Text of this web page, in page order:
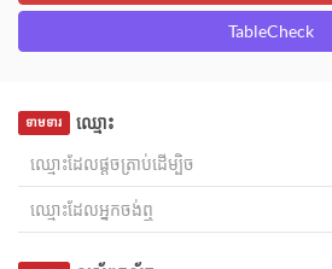
TableCheck
ឈ្មោះ
ទាមទារ